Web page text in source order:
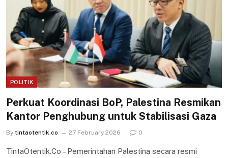
POLITIK
Perkuat Koordinasi BoP, Palestina Resmikan
Kantor Penghubung untuk Stabilisasi Gaza
By tintaotentik.co 27 February 2026 0
TintaOtentik.Co – Pemerintahan Palestina secara resmi